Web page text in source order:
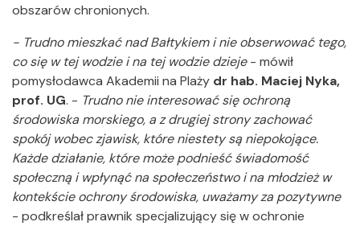
obszarów chronionych.
- Trudno mieszkać nad Bałtykiem i nie obserwować tego,
co się w tej wodzie i na tej wodzie dzieje- mówił
pomysłodawca Akademii na Plaży dr hab. Maciej Nyka,
prof. UG. - Trudno nie interesować się ochroną
środowiska morskiego, a z drugiej strony zachować
spokój wobec zjawisk, które niestety są niepokojące.
Każde działanie, które może podnieść świadomość
społeczną i wpłynąć na społeczeństwo i na młodzież w
kontekście ochrony środowiska, uważamy za pozytywne
- podkreślał prawnik specjalizujący się w ochronie